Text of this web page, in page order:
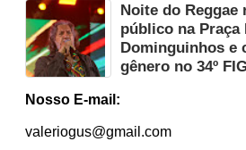
Noite do Reggae
público na Praça
Dominguinhos e
gênero no 34º
Nosso E-mail:
valeriogus@gmail.com